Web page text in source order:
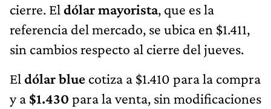
cierre. El dólar mayorista, que es la
referencia del mercado, se ubica en $1.411,
sin cambios respecto al cierre del jueves.
El dólar blue cotiza a $1.410 para la compra
y a $1.430 para la venta, sin modificaciones